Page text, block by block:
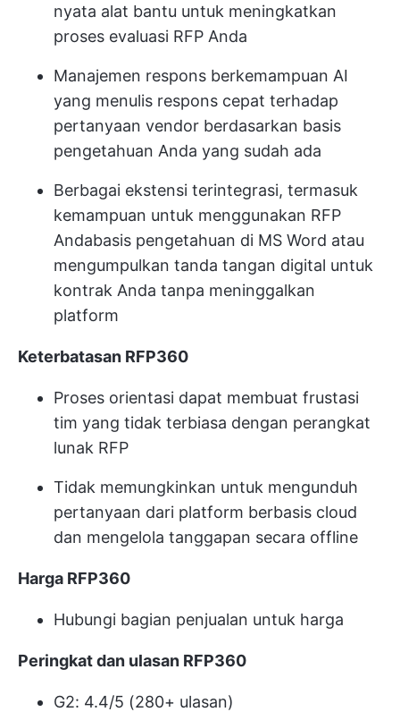
nyata alat bantu untuk meningkatkan
proses evaluasi RFP Anda
Manajemen respons berkemampuan AI
yang menulis respons cepat terhadap
pertanyaan vendor berdasarkan basis
pengetahuan Anda yang sudah ada
Berbagai ekstensi terintegrasi, termasuk
kemampuan untuk menggunakan RFP
Andabasis pengetahuan di MS Word atau
mengumpulkan tanda tangan digital untuk
kontrak Anda tanpa meninggalkan
platform
Keterbatasan RFP360
Proses orientasi dapat membuat frustasi
tim yang tidak terbiasa dengan perangkat
lunak RFP
Tidak memungkinkan untuk mengunduh
pertanyaan dari platform berbasis cloud
dan mengelola tanggapan secara offline
Harga RFP360
Hubungi bagian penjualan untuk harga
Peringkat dan ulasan RFP360
G2: 4.4/5 (280+ ulasan)